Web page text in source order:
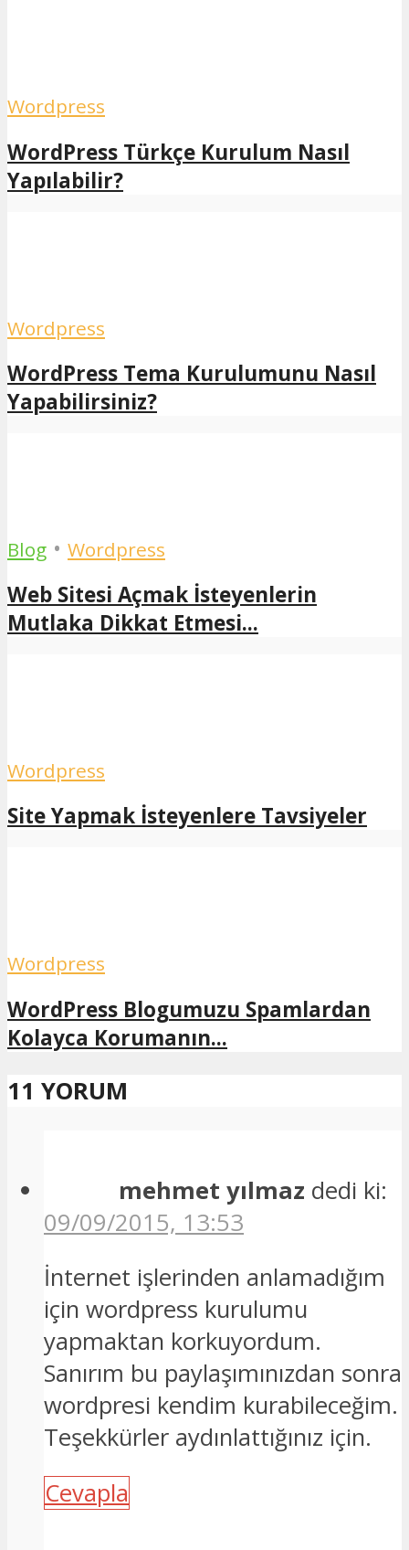
Wordpress
WordPress Türkçe Kurulum Nasıl
Yapılabilir?
Wordpress
WordPress Tema Kurulumunu Nasıl
Yapabilirsiniz?
Blog • Wordpress
Web Sitesi Açmak İsteyenlerin
Mutlaka Dikkat Etmesi...
Wordpress
Site Yapmak İsteyenlere Tavsiyeler
Wordpress
WordPress Blogumuzu Spamlardan
Kolayca Korumanın...
11 YORUM
mehmet yılmaz dedi ki:
09/09/2015, 13:53
İnternet işlerinden anlamadığım
için wordpress kurulumu
yapmaktan korkuyordum.
Sanırım bu paylaşımınızdan sonra
wordpresi kendim kurabileceğim.
Teşekkürler aydınlattığınız için.
Cevapla